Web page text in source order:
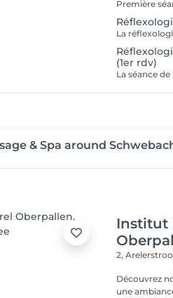
(1er rdv)
& Spa around
Institut
2,
Découvrez
une